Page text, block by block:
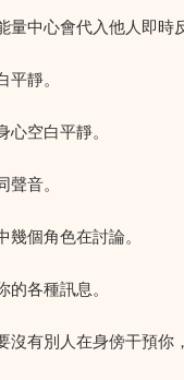
中心會代入他人即時
靜。
空白平靜。
音。
個角色在討論。
各種訊息。
沒有別人在身傍干預你